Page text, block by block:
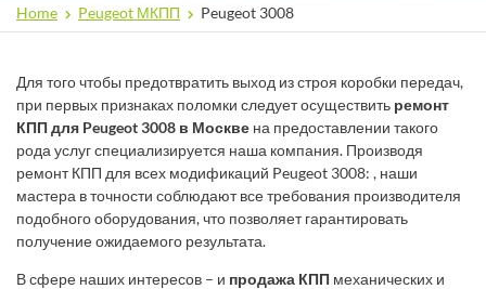
Home Peugeot МКПП Peugeot 3008
Для того чтобы предотвратить выход из строя коробки передач,
при первых признаках поломки следует осуществить ремонт
КПП для Peugeot 3008 в Москве на предоставлении такого
рода услуг специализируется наша компания. Производя
ремонт КПП для всех модификаций Peugeot 3008: , наши
мастера в точности соблюдают все требования производителя
подобного оборудования, что позволяет гарантировать
получение ожидаемого результата.
В сфере наших интересов – и продажа КПП механических и